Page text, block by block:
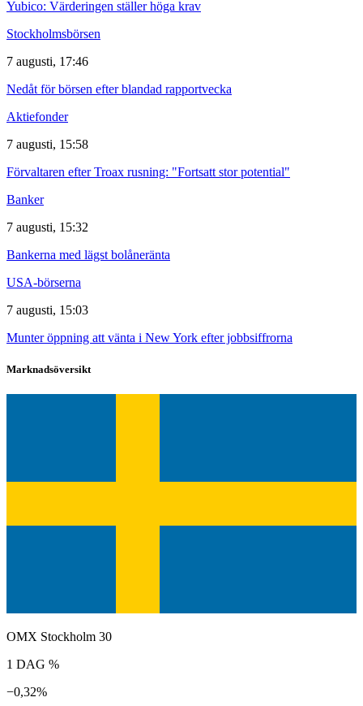
Yubico: Värderingen ställer höga krav
Stockholmsbörsen
7 augusti, 17:46
Nedåt för börsen efter blandad rapportvecka
Aktiefonder
7 augusti, 15:58
Förvaltaren efter Troax rusning: "Fortsatt stor potential"
Banker
7 augusti, 15:32
Bankerna med lägst bolåneränta
USA-börserna
7 augusti, 15:03
Munter öppning att vänta i New York efter jobbsiffrorna
Marknadsöversikt
OMX Stockholm 30
1 DAG %
−0,32%